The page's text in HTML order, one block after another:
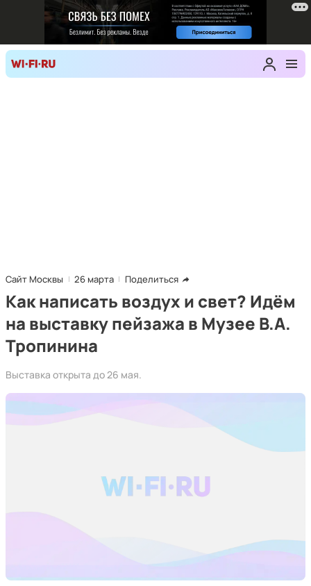
Сайт Москвы 26 марта Поделиться
Как написать воздух и свет? Идём
на выставку пейзажа в Музее В.А.
Тропинина
Выставка открыта до 26 мая.